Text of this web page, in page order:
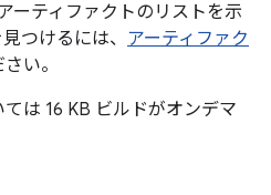
ーティファクトのリストを示
つけるには、 アーティファク
い。
は 16 KB ビルドがオンデマ